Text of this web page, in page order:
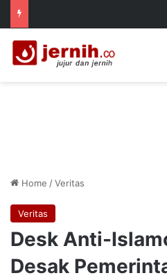
Home /Veritas
Veritas
Desk Anti-
Desak